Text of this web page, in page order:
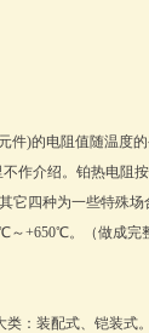
)的电阻值随温度
作介绍。铂热电阻
它四种为一些特殊
+650℃。（做成完
：装配式、铠装式